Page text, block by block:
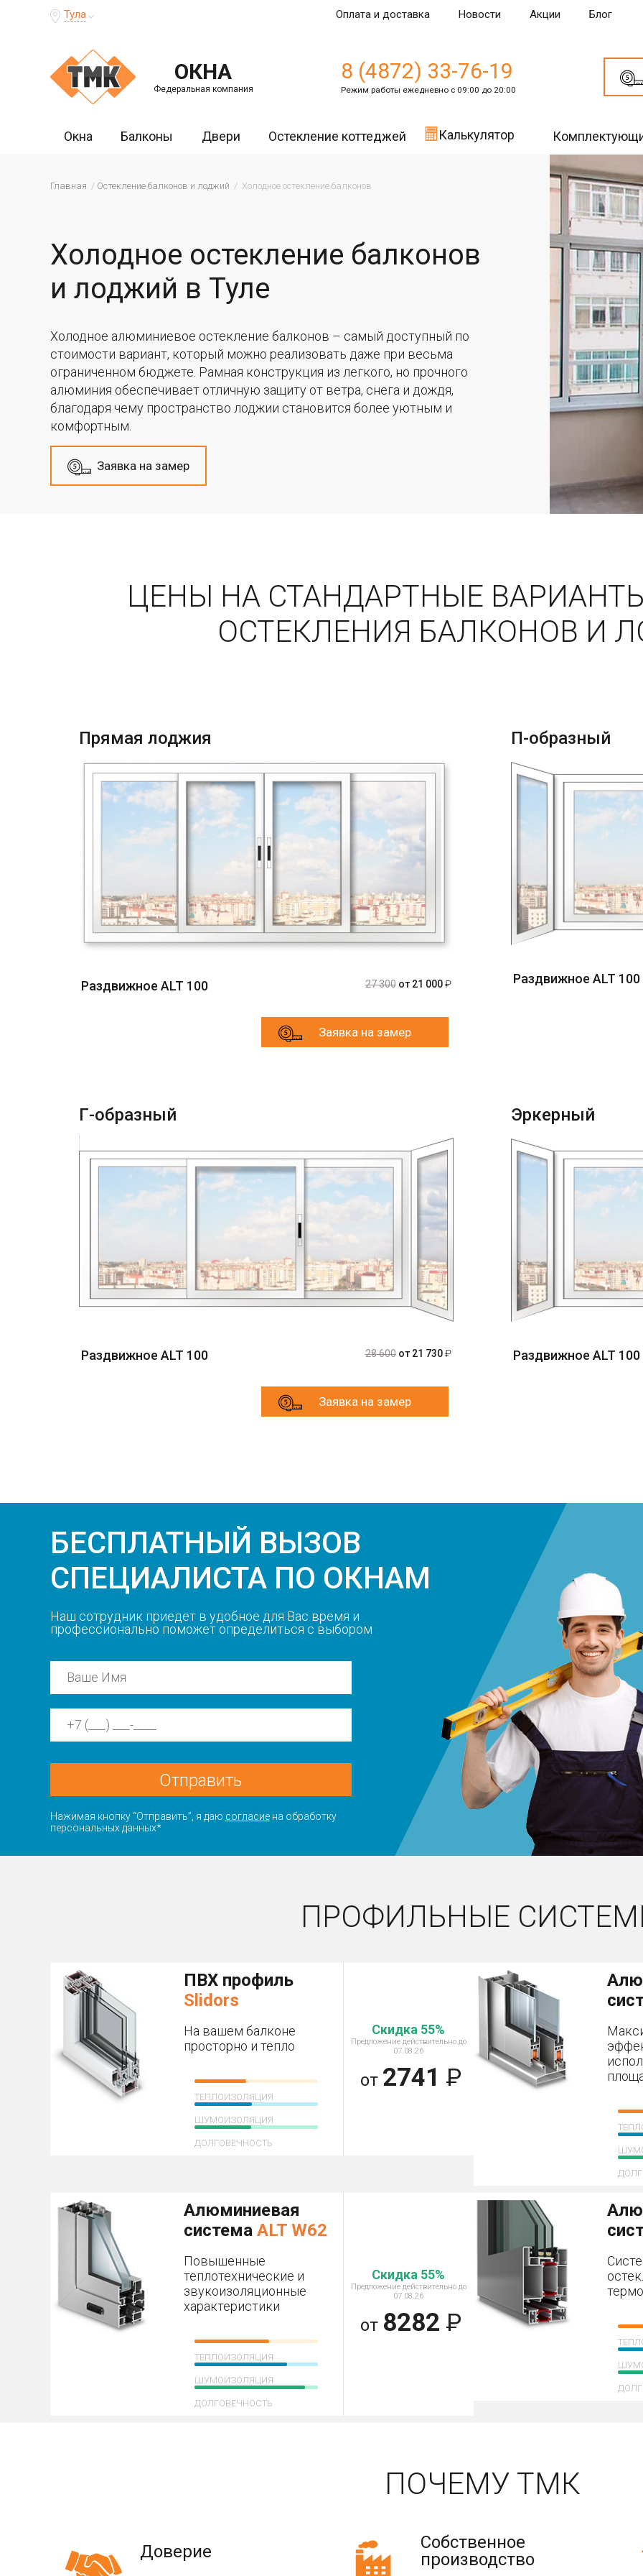
Тула Оплата и доставка Новости Акции Блог
ОКНА
Федеральная компания
8 (4872) 33-76-19
Режим работы ежедневно с 09:00 до 20:00
Окна Балконы Двери Остекление коттеджей Калькулятор
Главная Остекление балконов и лоджий Холодное остекление балконов
Холодное остекление балконов
и лоджий в Туле
Холодное алюминиевое остекление балконов – самый доступный по
стоимости вариант, который можно реализовать даже при весьма
ограниченном бюджете. Рамная конструкция из легкого, но прочного
алюминия обеспечивает отличную защиту от ветра, снега и дождя,
благодаря чему пространство лоджии становится более уютным и
комфортным.
Заявка на замер
ЦЕНЫ НА СТАНДАРТНЫЕ
ОСТЕКЛЕНИЯ БАЛКОНОВ И
Прямая лоджия
Раздвижное ALT 100 27 300 от 21 000₽
Заявка на замер
П-образный
Раздвижное ALT 100
Г-образный
Раздвижное ALT 100 28 600 от 21 730₽
Заявка на замер
Эркерный
Раздвижное ALT 100
БЕСПЛАТНЫЙ ВЫЗОВ
СПЕЦИАЛИСТА ПО ОКНАМ
Наш сотрудник приедет в удобное для Вас время и
профессионально поможет определиться с выбором
Отправить
Нажимая кнопку “Отправить”, я даю согласиена обработку
персональных данных*
ПРОФИЛЬНЫЕ
ПВХ профиль
Slidors
На вашем балконе
просторно и тепло
ТЕПЛОИЗОЛЯЦИЯ
ШУМОИЗОЛЯЦИЯ
ДОЛГОВЕЧНОСТЬ
Скидка 55%
Предложение действительно до
07.08.26
от 2741Р
Алюминиевая
система ALT W62
Повышенные
теплотехнические и
звукоизоляционные
характеристики
ТЕПЛОИЗОЛЯЦИЯ
ШУМОИЗОЛЯЦИЯ
ДОЛГОВЕЧНОСТЬ
Скидка 55%
Предложение действительно до
07.08.26
от 8282Р
ПОЧЕМУ ТМК
Доверие
Собственное
производство